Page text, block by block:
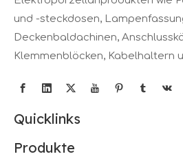
und -steckdosen,
Deckenbaldachinen,
Klemmenblöcken, Kabelhaltern
Quicklinks
Produkte